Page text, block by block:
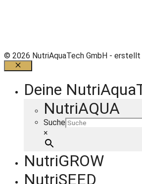
© 2026 NutriAquaTech GmbH - erstellt
Schließen
Deine
NutriAQUA
Suche
×
NutriGROW
NutriSEED